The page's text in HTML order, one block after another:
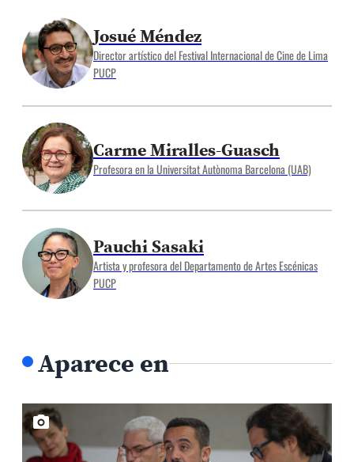
Josué Méndez
Director artístico del Festival Internacional de Cine de Lima
PUCP
Carme Miralles-Guasch
Profesora en la Universitat Autònoma Barcelona (UAB)
Pauchi Sasaki
Artista y profesora del Departamento de Artes Escénicas
PUCP
Aparece en